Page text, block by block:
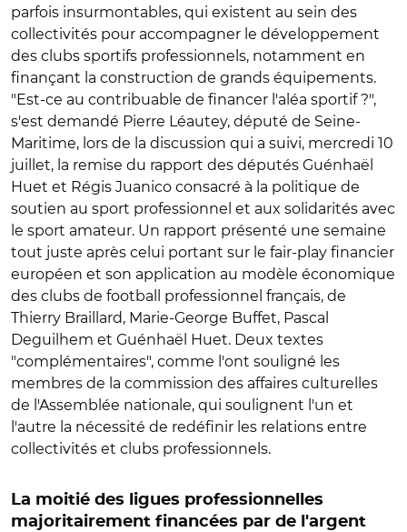
parfois insurmontables, qui existent au sein des
collectivités pour accompagner le développement
des clubs sportifs professionnels, notamment en
finançant la construction de grands équipements.
"Est-ce au contribuable de financer l'aléa sportif ?",
s'est demandé Pierre Léautey, député de Seine-
Maritime, lors de la discussion qui a suivi, mercredi 10
juillet, la remise du rapport des députés Guénhaël
Huet et Régis Juanico consacré à la politique de
soutien au sport professionnel et aux solidarités avec
le sport amateur. Un rapport présenté une semaine
tout juste après celui portant sur le fair-play financier
européen et son application au modèle économique
des clubs de football professionnel français, de
Thierry Braillard, Marie-George Buffet, Pascal
Deguilhem et Guénhaël Huet. Deux textes
"complémentaires", comme l'ont souligné les
membres de la commission des affaires culturelles
de l'Assemblée nationale, qui soulignent l'un et
l'autre la nécessité de redéfinir les relations entre
collectivités et clubs professionnels.
La moitié des ligues professionnelles
majoritairement financées par de l'argent